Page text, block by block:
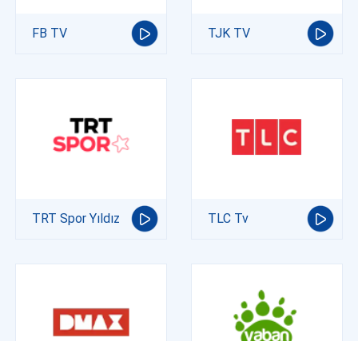
FB TV TJK TV
TRT Spor Yıldız TLC Tv